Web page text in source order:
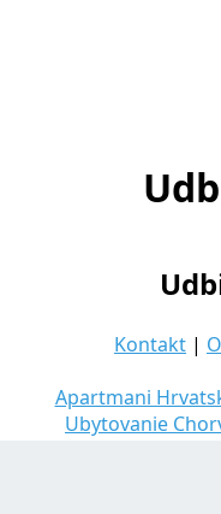
Kontakt |
Apartmani
Ubytovanie